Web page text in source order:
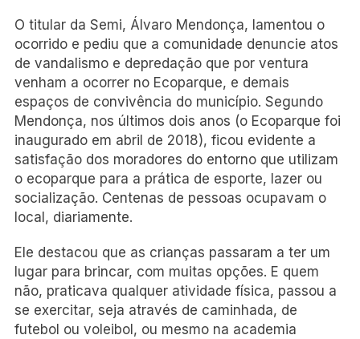
O titular da Semi, Álvaro Mendonça, lamentou o
ocorrido e pediu que a comunidade denuncie atos
de vandalismo e depredação que por ventura
venham a ocorrer no Ecoparque, e demais
espaços de convivência do município. Segundo
Mendonça, nos últimos dois anos (o Ecoparque foi
inaugurado em abril de 2018), ficou evidente a
satisfação dos moradores do entorno que utilizam
o ecoparque para a prática de esporte, lazer ou
socialização. Centenas de pessoas ocupavam o
local, diariamente.
Ele destacou que as crianças passaram a ter um
lugar para brincar, com muitas opções. E quem
não, praticava qualquer atividade física, passou a
se exercitar, seja através de caminhada, de
futebol ou voleibol, ou mesmo na academia